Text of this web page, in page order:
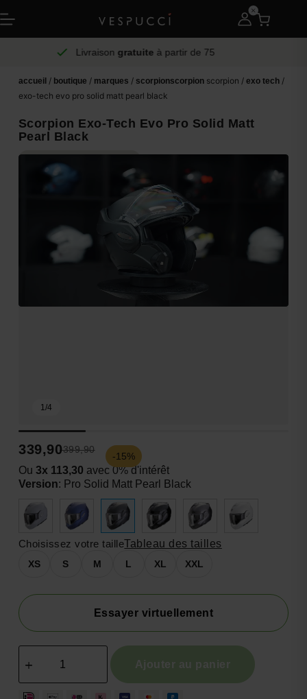
Livraison gratuite à partir de 75
accueil / boutique / marques / scorpionscorpion scorpion / exo tech/
exo-tech evo pro solid matt pearl black
Scorpion Exo-Tech Evo Pro Solid Matt
Pearl Black
1/4
Version: Pro Solid Matt Pearl Black
Ou 3x 113,30 avec 0% d'intérêt
399,90
339,90 -15%
Choisissez votre tailleTableau des tailles
XS S M L XL XXL
Essayer virtuellement
Ajouter au panier